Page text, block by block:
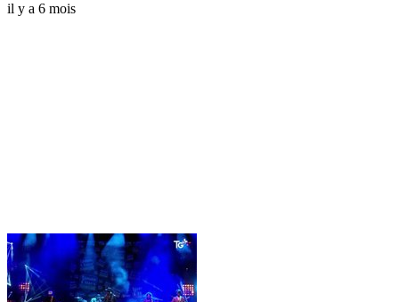
il y a 6 mois